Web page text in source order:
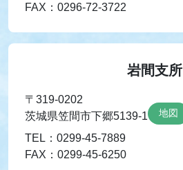
FAX：0296-72-3722
岩間支所
〒319-0202
茨城県笠間市下郷5139-1
地図
TEL：0299-45-7889
FAX：0299-45-6250